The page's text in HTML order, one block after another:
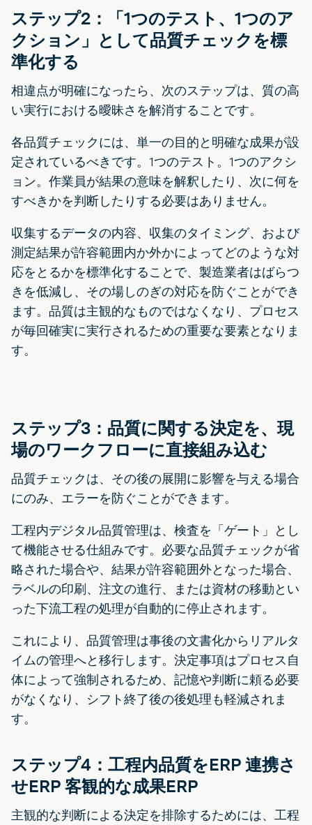
ステップ2：「1つのテスト、1つのア
クション」として品質チェックを標
準化する
相違点が明確になったら、次のステップは、質の高
い実行における曖昧さを解消することです。
各品質チェックには、単一の目的と明確な成果が設
定されているべきです。1つのテスト。1つのアクシ
ョン。作業員が結果の意味を解釈したり、次に何を
すべきかを判断したりする必要はありません。
収集するデータの内容、収集のタイミング、および
測定結果が許容範囲内か外かによってどのような対
応をとるかを標準化することで、製造業者はばらつ
きを低減し、その場しのぎの対応を防ぐことができ
ます。品質は主観的なものではなくなり、プロセス
が毎回確実に実行されるための重要な要素となりま
す。
ステップ3：品質に関する決定を、現
場のワークフローに直接組み込む
品質チェックは、その後の展開に影響を与える場合
にのみ、エラーを防ぐことができます。
工程内デジタル品質管理は、検査を「ゲート」とし
て機能させる仕組みです。必要な品質チェックが省
略された場合や、結果が許容範囲外となった場合、
ラベルの印刷、注文の進行、または資材の移動とい
った下流工程の処理が自動的に停止されます。
これにより、品質管理は事後の文書化からリアルタ
イムの管理へと移行します。決定事項はプロセス自
体によって強制されるため、記憶や判断に頼る必要
がなくなり、シフト終了後の後処理も軽減されま
す。
ステップ4：工程内品質をERP 連携さ
せERP 客観的な成果ERP
主観的な判断による決定を排除するためには、工程